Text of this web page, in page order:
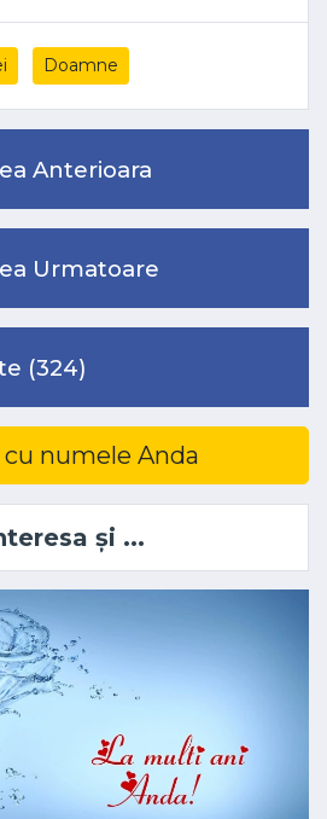
Doamne
Anterioara
Urmatoare
(324)
cu numele Anda
și ...